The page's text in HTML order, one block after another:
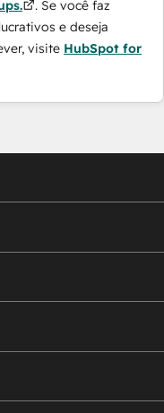
. Se você faz
e deseja
visite HubSpot for